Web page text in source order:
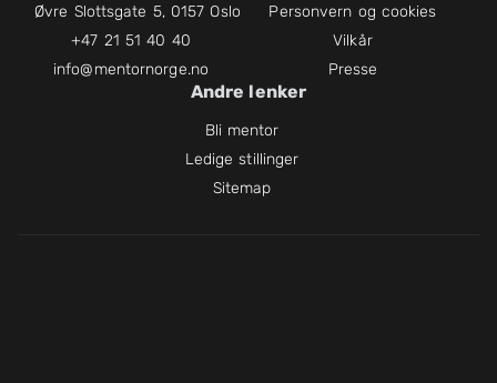
Øvre Slottsgate 5, 0157 Oslo
+47 21 51 40 40
info@mentornorge.no
Personvern og cookies
Vilkår
Presse
Andre lenker
Bli mentor
Ledige stillinger
Sitemap